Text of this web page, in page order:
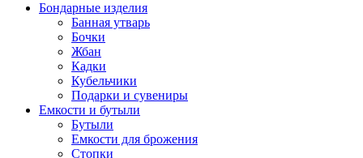
Бондарные изделия
Банная утварь
Бочки
Жбан
Кадки
Кубельчики
Подарки и сувениры
Емкости и бутыли
Бутыли
Емкости для брожения
Стопки